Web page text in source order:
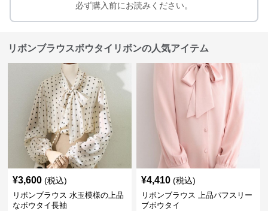
必ず購入前にお読みください。
リボンブラウスボウタイリボンの人気アイテム
¥3,600 (税込)
リボンブラウス 水玉模様の上品
なボウタイ長袖
¥4,410 (税込)
リボンブラウス 上品パフスリー
ブボウタイ